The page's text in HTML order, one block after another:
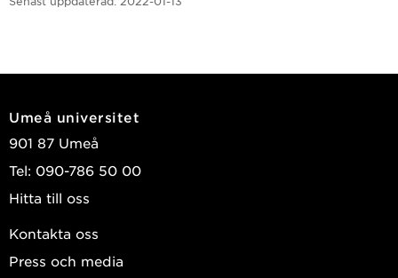
Umeå universitet
901 87 Umeå
Tel: 090-786 50 00
Hitta till oss
Kontakta oss
Press och media